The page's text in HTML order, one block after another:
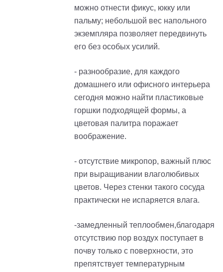
можно отнести фикус, юкку или
пальму; небольшой вес напольного
экземпляра позволяет передвинуть
его без особых усилий.
- разнообразие, для каждого
домашнего или офисного интерьера
сегодня можно найти пластиковые
горшки подходящей формы, а
цветовая палитра поражает
воображение.
- отсутствие микропор, важный плюс
при выращивании влаголюбивых
цветов. Через стенки такого сосуда
практически не испаряется влага.
-замедленный теплообмен,благодаря
отсутствию пор воздух поступает в
почву только с поверхности, это
препятствует температурным